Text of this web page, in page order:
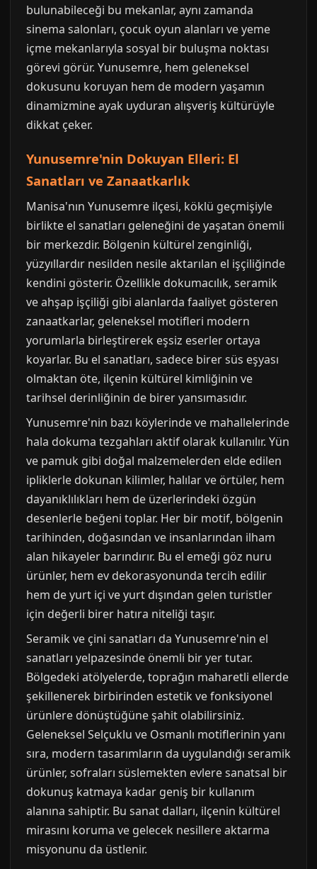
bulunabileceği bu mekanlar, aynı zamanda
sinema salonları, çocuk oyun alanları ve yeme
içme mekanlarıyla sosyal bir buluşma noktası
görevi görür. Yunusemre, hem geleneksel
dokusunu koruyan hem de modern yaşamın
dinamizmine ayak uyduran alışveriş kültürüyle
dikkat çeker.
Yunusemre'nin Dokuyan Elleri: El
Sanatları ve Zanaatkarlık
Manisa'nın Yunusemre ilçesi, köklü geçmişiyle
birlikte el sanatları geleneğini de yaşatan önemli
bir merkezdir. Bölgenin kültürel zenginliği,
yüzyıllardır nesilden nesile aktarılan el işçiliğinde
kendini gösterir. Özellikle dokumacılık, seramik
ve ahşap işçiliği gibi alanlarda faaliyet gösteren
zanaatkarlar, geleneksel motifleri modern
yorumlarla birleştirerek eşsiz eserler ortaya
koyarlar. Bu el sanatları, sadece birer süs eşyası
olmaktan öte, ilçenin kültürel kimliğinin ve
tarihsel derinliğinin de birer yansımasıdır.
Yunusemre'nin bazı köylerinde ve mahallelerinde
hala dokuma tezgahları aktif olarak kullanılır. Yün
ve pamuk gibi doğal malzemelerden elde edilen
ipliklerle dokunan kilimler, halılar ve örtüler, hem
dayanıklılıkları hem de üzerlerindeki özgün
desenlerle beğeni toplar. Her bir motif, bölgenin
tarihinden, doğasından ve insanlarından ilham
alan hikayeler barındırır. Bu el emeği göz nuru
ürünler, hem ev dekorasyonunda tercih edilir
hem de yurt içi ve yurt dışından gelen turistler
için değerli birer hatıra niteliği taşır.
Seramik ve çini sanatları da Yunusemre'nin el
sanatları yelpazesinde önemli bir yer tutar.
Bölgedeki atölyelerde, toprağın maharetli ellerde
şekillenerek birbirinden estetik ve fonksiyonel
ürünlere dönüştüğüne şahit olabilirsiniz.
Geleneksel Selçuklu ve Osmanlı motiflerinin yanı
sıra, modern tasarımların da uygulandığı seramik
ürünler, sofraları süslemekten evlere sanatsal bir
dokunuş katmaya kadar geniş bir kullanım
alanına sahiptir. Bu sanat dalları, ilçenin kültürel
mirasını koruma ve gelecek nesillere aktarma
misyonunu da üstlenir.